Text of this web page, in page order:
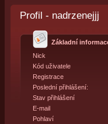
Profil - nadrzenejjj
Základní
Nick
Kód uživatele
Registrace
Poslední přihlášení:
Stav přihlášení
E-mail
Pohlaví